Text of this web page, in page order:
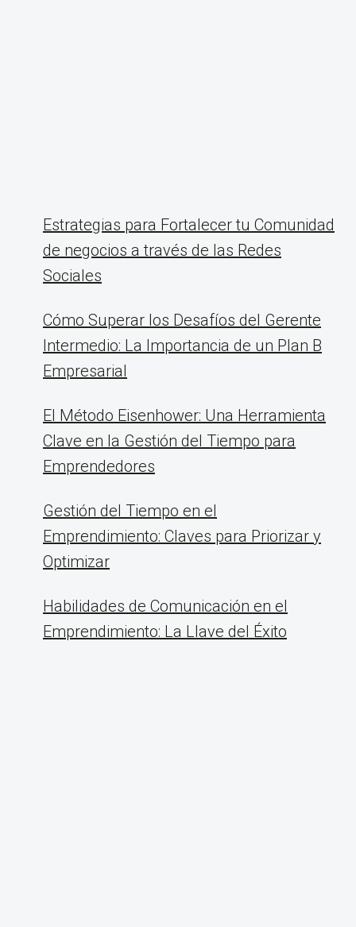
Estrategias para Fortalecer tu Comunidad
de negocios a través de las Redes
Sociales
Cómo Superar los Desafíos del Gerente
Intermedio: La Importancia de un Plan B
Empresarial
El Método Eisenhower: Una Herramienta
Clave en la Gestión del Tiempo para
Emprendedores
Gestión del Tiempo en el
Emprendimiento: Claves para Priorizar y
Optimizar
Habilidades de Comunicación en el
Emprendimiento: La Llave del Éxito